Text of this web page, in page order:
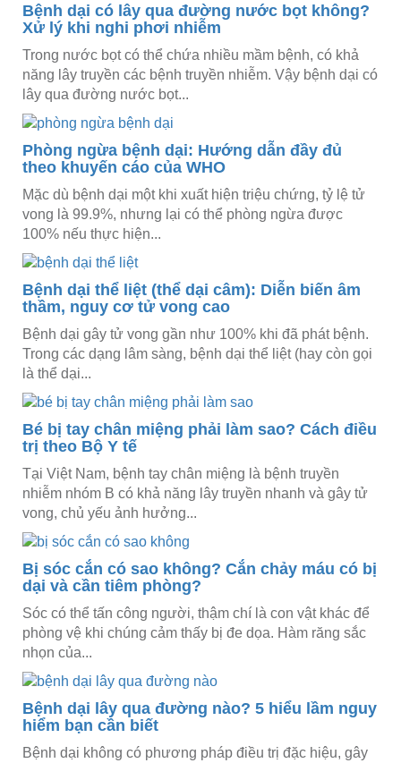
Bệnh dại có lây qua đường nước bọt không?
Xử lý khi nghi phơi nhiễm
Trong nước bọt có thể chứa nhiều mầm bệnh, có khả
năng lây truyền các bệnh truyền nhiễm. Vậy bệnh dại có
lây qua đường nước bọt...
Phòng ngừa bệnh dại: Hướng dẫn đầy đủ
theo khuyến cáo của WHO
Mặc dù bệnh dại một khi xuất hiện triệu chứng, tỷ lệ tử
vong là 99.9%, nhưng lại có thể phòng ngừa được
100% nếu thực hiện...
Bệnh dại thể liệt (thể dại câm): Diễn biến âm
thầm, nguy cơ tử vong cao
Bệnh dại gây tử vong gần như 100% khi đã phát bệnh.
Trong các dạng lâm sàng, bệnh dại thể liệt (hay còn gọi
là thể dại...
Bé bị tay chân miệng phải làm sao? Cách điều
trị theo Bộ Y tế
Tại Việt Nam, bệnh tay chân miệng là bệnh truyền
nhiễm nhóm B có khả năng lây truyền nhanh và gây tử
vong, chủ yếu ảnh hưởng...
Bị sóc cắn có sao không? Cắn chảy máu có bị
dại và cần tiêm phòng?
Sóc có thể tấn công người, thậm chí là con vật khác để
phòng vệ khi chúng cảm thấy bị đe dọa. Hàm răng sắc
nhọn của...
Bệnh dại lây qua đường nào? 5 hiểu lầm nguy
hiểm bạn cần biết
Bệnh dại không có phương pháp điều trị đặc hiệu, gây